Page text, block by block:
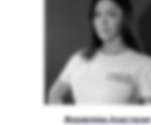
Журавлева Анастасия